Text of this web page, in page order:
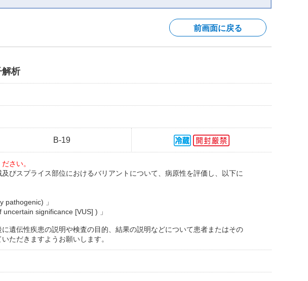
前画面に戻る
解析
B-19
さい。
びスプライス部位におけるバリアントについて、病原性を評価し、以下に
pathogenic) 」
uncertain significance [VUS] ) 」
遺伝性疾患の説明や検査の目的、結果の説明などについて患者またはその
ただきますようお願いします。